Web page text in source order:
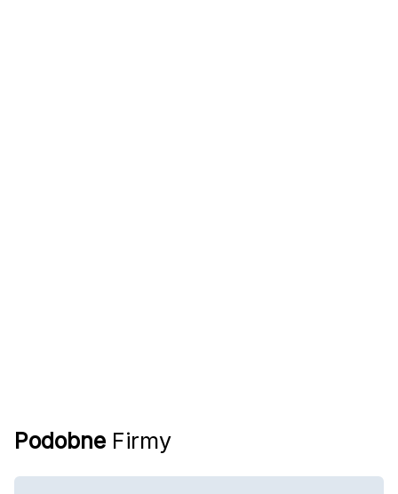
Podobne Firmy